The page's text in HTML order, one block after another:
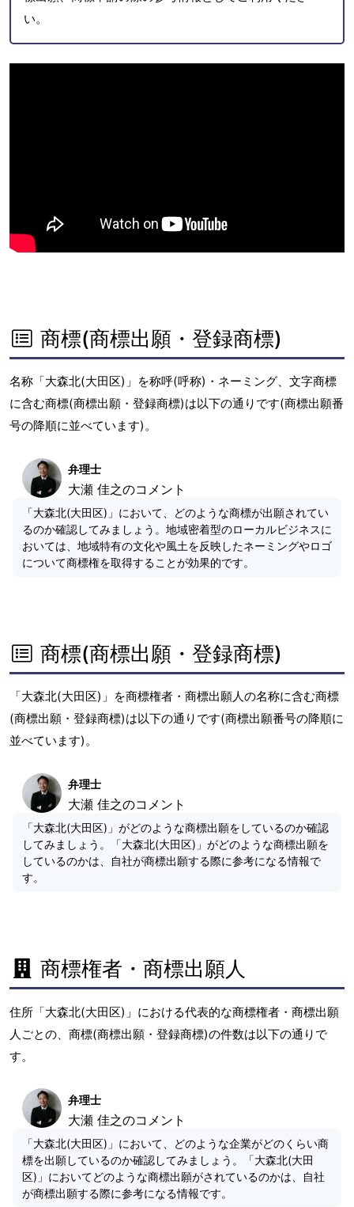
い。
商標(商標出願・登録商標)
名称「大森北(大田区)」を称呼(呼称)・ネーミング、文字商標
に含む商標(商標出願・登録商標)は以下の通りです(商標出願番
号の降順に並べています)。
弁理士
大瀬 佳之のコメント
「大森北(大田区)」において、どのような商標が出願されてい
るのか確認してみましょう。地域密着型のローカルビジネスに
おいては、地域特有の文化や風土を反映したネーミングやロゴ
について商標権を取得することが効果的です。
商標(商標出願・登録商標)
「大森北(大田区)」を商標権者・商標出願人の名称に含む商標
(商標出願・登録商標)は以下の通りです(商標出願番号の降順に
並べています)。
弁理士
大瀬 佳之のコメント
「大森北(大田区)」がどのような商標出願をしているのか確認
してみましょう。「大森北(大田区)」がどのような商標出願を
しているのかは、自社が商標出願する際に参考になる情報で
す。
商標権者・商標出願人
住所「大森北(大田区)」における代表的な商標権者・商標出願
人ごとの、商標(商標出願・登録商標)の件数は以下の通りで
す。
弁理士
大瀬 佳之のコメント
「大森北(大田区)」において、どのような企業がどのくらい商
標を出願しているのか確認してみましょう。「大森北(大田
区)」においてどのような商標出願がされているのかは、自社
が商標出願する際に参考になる情報です。